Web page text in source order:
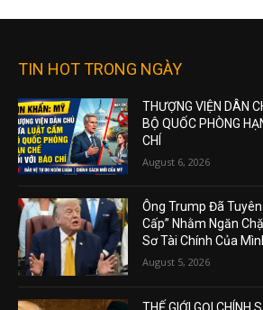
TIN HOT TRONG NGÀY
THƯỢNG VIỆN DÂN
BỘ QUỐC PHÒNG
CHÍ
August 6, 2026
Ông Trump Đã
Cấp” Nhằm Ngăn
Sơ Tài Chính Của
August 5, 2026